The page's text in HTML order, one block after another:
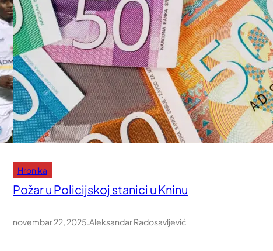
Hronika
Požar u Policijskoj stanici u Kninu
novembar 22, 2025.Aleksandar Radosavljević